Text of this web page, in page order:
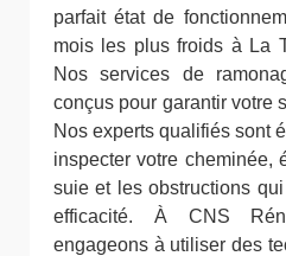
parfait état de
mois les plus froids à La
Nos services de
conçus pour garantir votre
Nos experts qualifiés sont
inspecter votre cheminée,
suie et les obstructions
efficacité. À CNS
engageons à utiliser des